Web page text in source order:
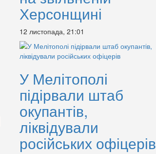
Херсонщині
12 листопада, 21:01
У Мелітополі
підірвали штаб
окупантів,
ліквідували
російських офіцерів